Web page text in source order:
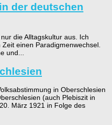
der deutschen
die Alltagskultur aus. Ich
einen Paradigmenwechsel.
und...
in Oberschlesien
(auch Plebiszit in
März 1921 in Folge des